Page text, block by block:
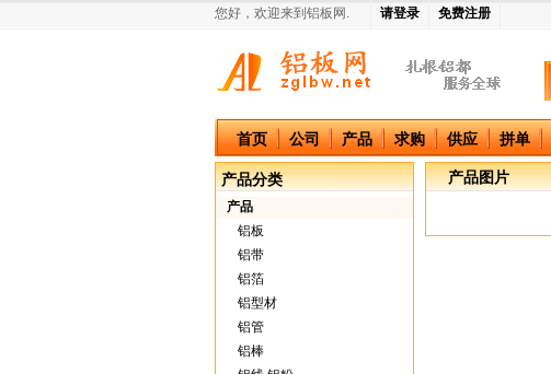
您好，欢迎来到铝板网. 请登录 免费注册
中国铝板网
首页 公司 产品 求购 供应 拼单
产品分类
产品
铝板
铝带
铝箔
铝型材
铝管
铝棒
产品图片